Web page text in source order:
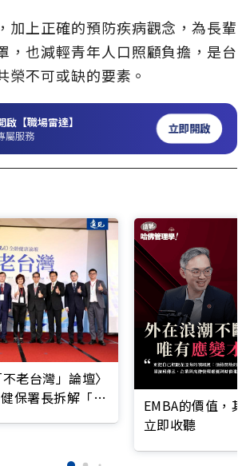
加上正確的預防疾病觀念，為長輩
，也減輕青年人口照顧負擔，是台
榮不可或缺的要素。
啟【職場雷達】
屬服務 立即開啟
老台灣」論壇〉
保署長拆解「健
EMBA的價值，
立即收聽